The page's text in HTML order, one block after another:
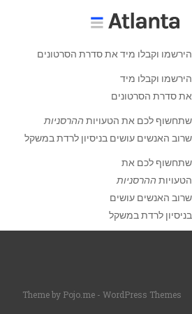
הירשמו וקבלו מיד את סדרת הסרטונים
הירשמו וקבלו מיד
את סדרת הסרטונים
שתחשוף לכם את הטעויות ההרסניות
שרוב האנשים עושים בניסיון לרדת במשקל
שתחשוף לכם את
הטעויות ההרסניות
שרוב האנשים עושים
בניסיון לרדת במשקל
Theme by Pojo.me - WordPress Themes